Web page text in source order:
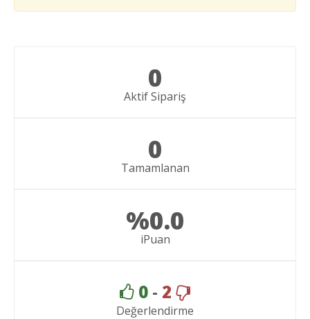
0
Aktif Sipariş
0
Tamamlanan
%0.0
iPuan
0 - 2
Değerlendirme